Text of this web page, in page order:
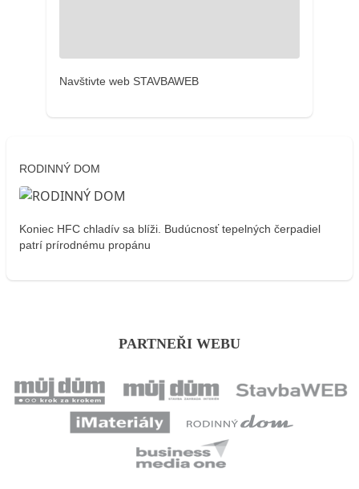
Navštivte web STAVBAWEB
RODINNÝ DOM
Koniec HFC chladív sa blíži. Budúcnosť tepelných čerpadiel
patrí prírodnému propánu
PARTNEŘI WEBU